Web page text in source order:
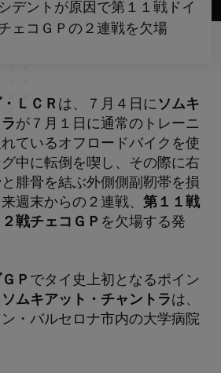
デントが原因で第１１戦ドイ
ェコＧＰの２連戦を欠場
ＬＣＲ は、７月４日に ソムキ
が７月１日に通常のトレーニ
ているオフロードバイクを使
中に転倒を喫し、その際に右
腓骨を結ぶ外側側副靭帯を損
週末からの２連戦、 第１１戦
戦チェコＧＰ を欠場する発
Ｐ でタイ史上初となるポイン
ソムキアット・チャントラは、
・バルセロナ市内の大学病院